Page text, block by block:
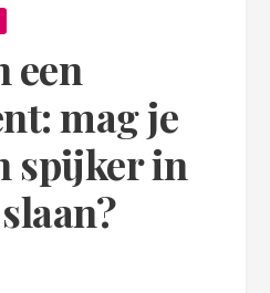
een
mag je
spijker in